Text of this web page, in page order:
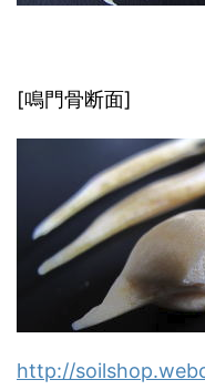
[鳴門骨断面]
http://